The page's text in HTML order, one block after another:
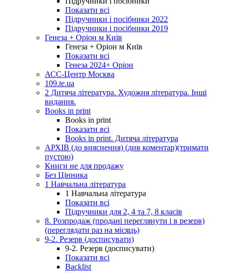
Показати всі
Підручники і посібники 2022
Підручники і посібники 2019
Генеза + Оріон м Київ
Генеза + Оріон м Київ
Показати всі
Генеза 2024+ Оріон
АСС-Центр Москва
109.te.ua
2 Дитяча література. Художня література. Інші
видання.
Books in print
Books in print
Показати всі
Books in print. Дитяча література
АРХІВ (до вияснення) (див коментар)(тримати
пустою)
Книги не для продажу
Без Цінника
1 Навчальна література
1 Навчальна література
Показати всі
Підручники для 2, 4 та 7, 8 класів
8. Розпродаж (продані переглянути і в резерв)
(переглядати раз на місяць)
9-2. Резерв (досписувати)
9-2. Резерв (досписувати)
Показати всі
Backlist